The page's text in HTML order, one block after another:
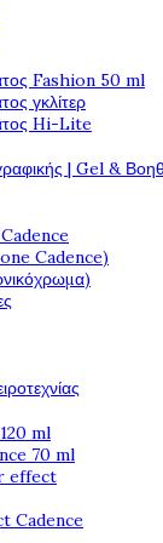
Fashion 50 ml
γκλίτερ
Hi-Lite
| Gel &
Cadence)
ml
70 ml
effect
Cadence